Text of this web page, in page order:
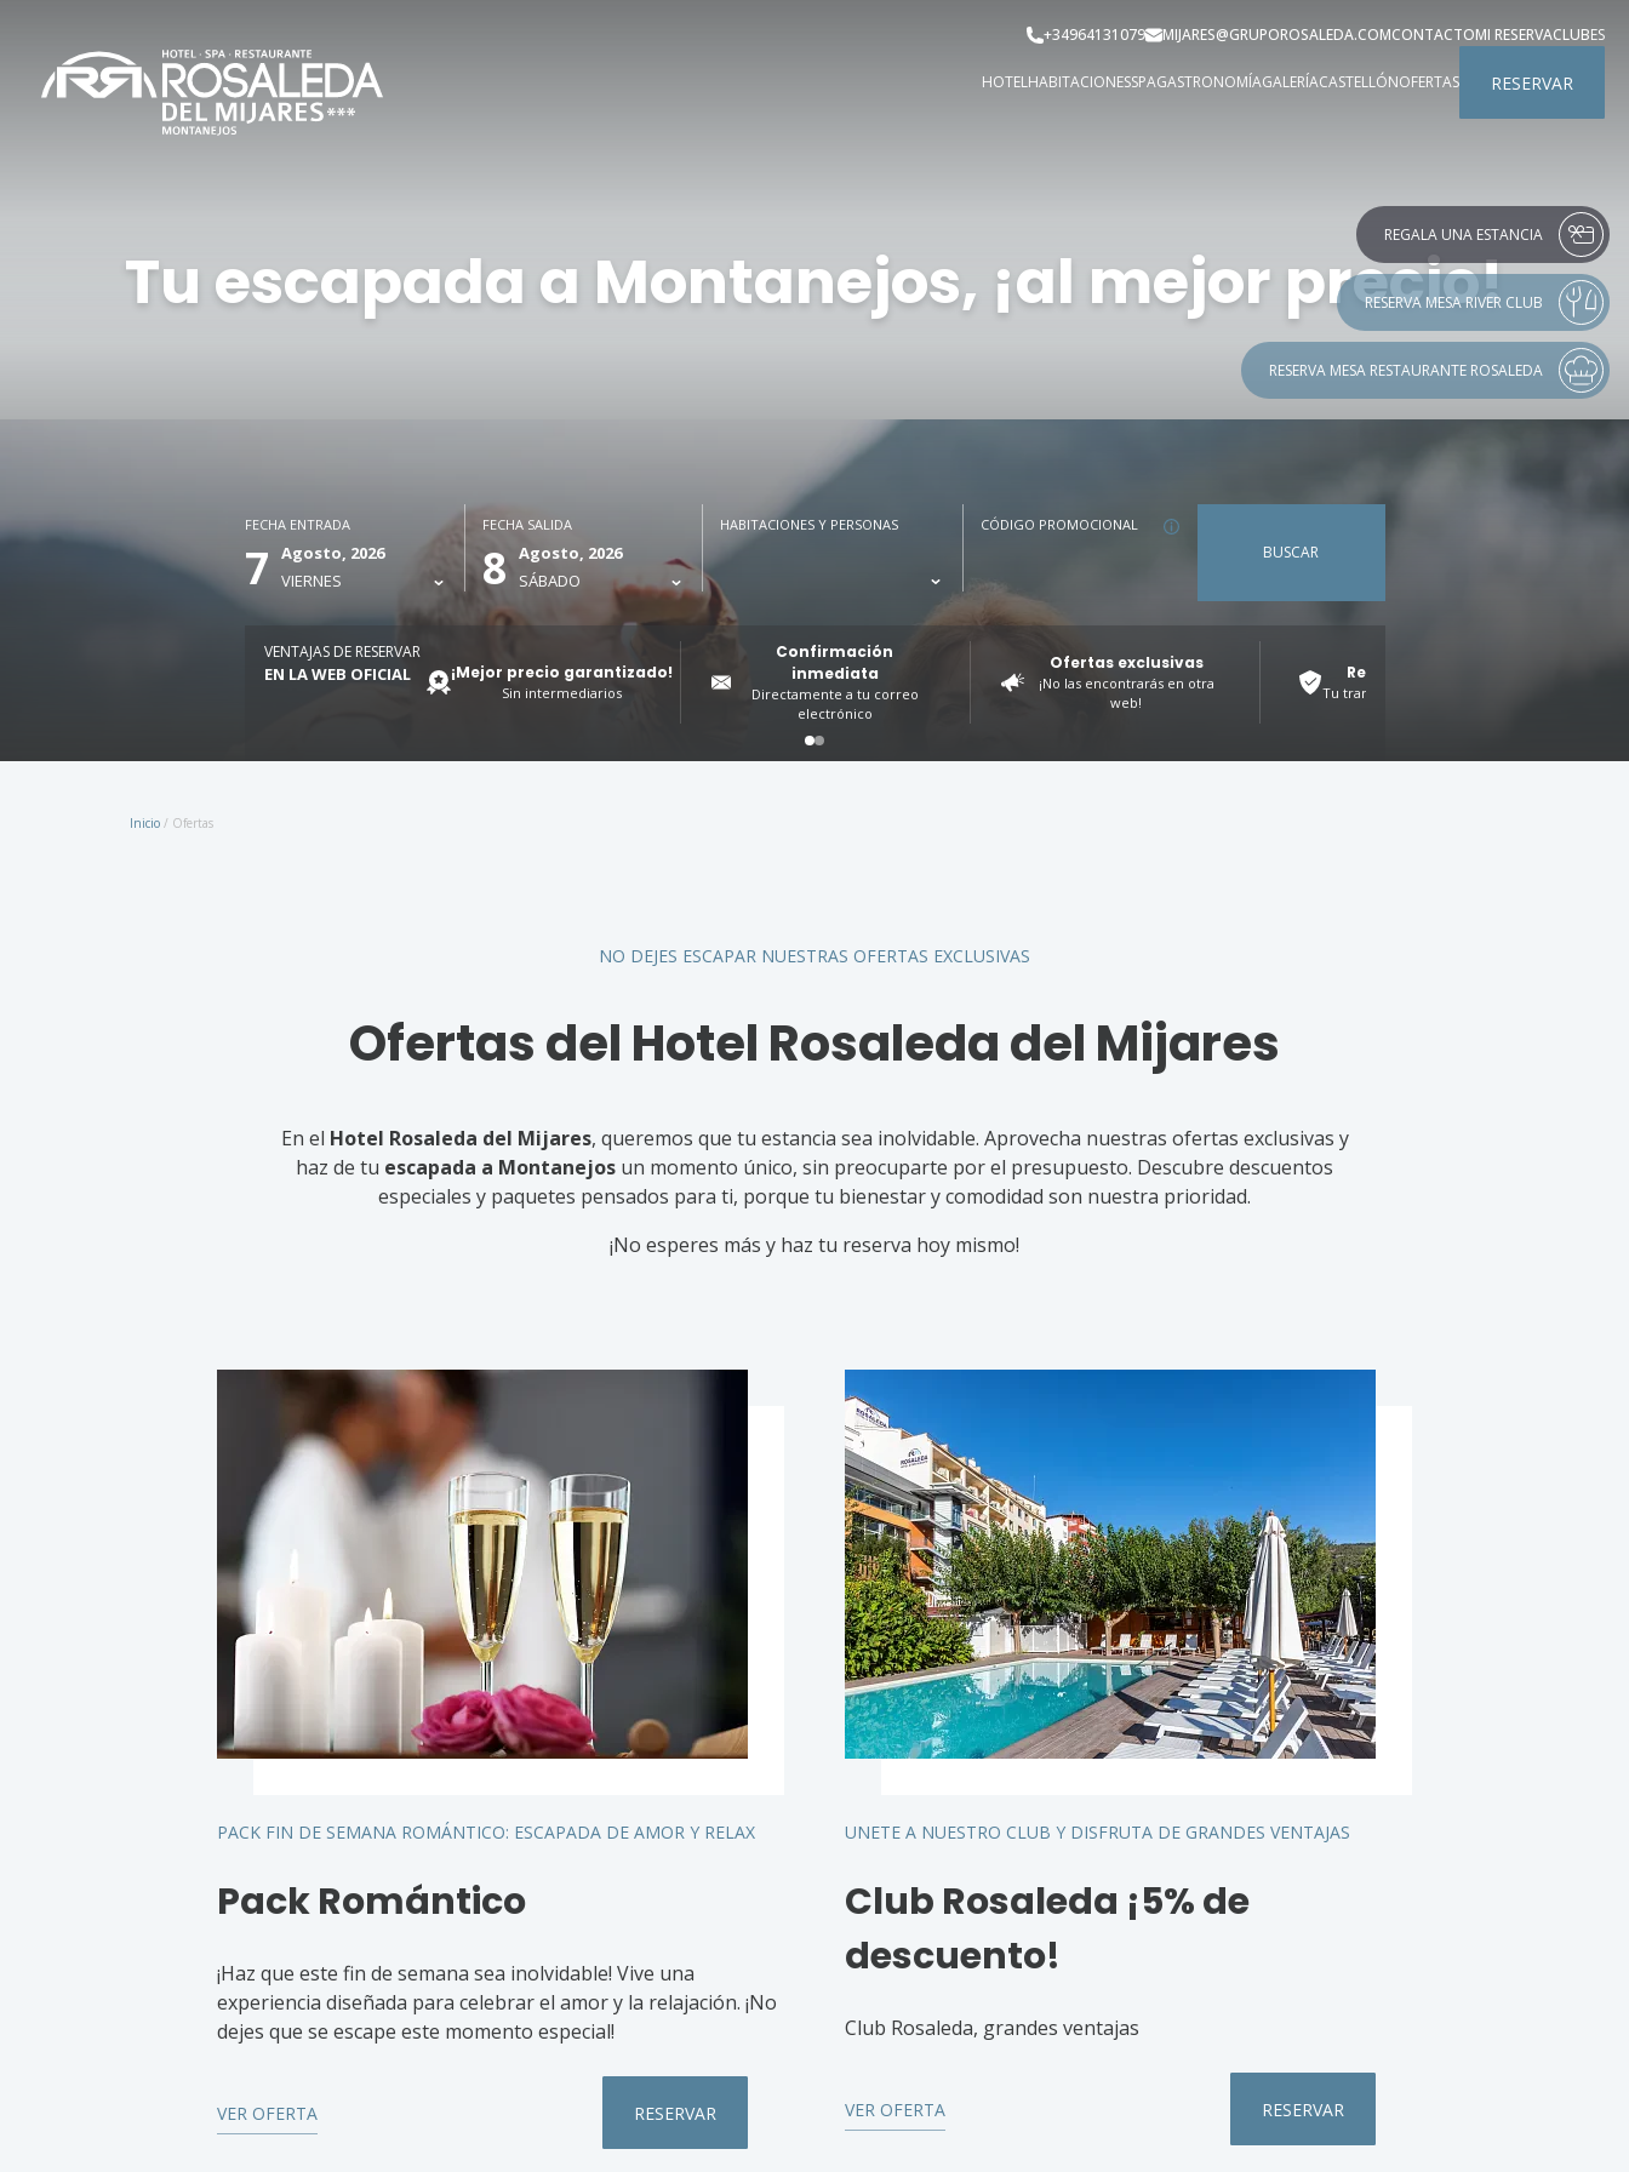
+34964131079 MIJARES@GRUPOROSALEDA.COMCONTACTOMI RESERVACLUBES
HOTELHABITACIONESSPAGASTRONOMÍAGALERÍACASTELLÓNOFERTAS RESERVAR
Tu escapada a Montanejos, ¡al mejor precio!
FECHA ENTRADA
7
Agosto, 2026
VIERNES
FECHA SALIDA
8
Agosto, 2026
SÁBADO
HABITACIONES Y PERSONAS CÓDIGO PROMOCIONAL
BUSCAR
VENTAJAS DE RESERVAR
EN LA WEB OFICIAL ¡Mejor precio garantizado!
Sin intermediarios
Confirmación
inmediata
Directamente a tu correo
electrónico
Ofertas exclusivas
¡No las encontrarás en otra
web!
Reserva 100% segura
Tu tranquilidad, nuestra prioridad
Inicio / Ofertas
NO DEJES ESCAPAR NUESTRAS OFERTAS EXCLUSIVAS
Ofertas del Hotel Rosaleda del Mijares
En el Hotel Rosaleda del Mijares, queremos que tu estancia sea inolvidable. Aprovecha nuestras ofertas exclusivas y
haz de tu escapada a Montanejos un momento único, sin preocuparte por el presupuesto. Descubre descuentos
especiales y paquetes pensados para ti, porque tu bienestar y comodidad son nuestra prioridad.
¡No esperes más y haz tu reserva hoy mismo!
PACK FIN DE SEMANA ROMÁNTICO: ESCAPADA DE AMOR Y RELAX
Pack Romántico
¡Haz que este fin de semana sea inolvidable! Vive una
experiencia diseñada para celebrar el amor y la relajación. ¡No
dejes que se escape este momento especial!
VER OFERTA RESERVAR
UNETE A NUESTRO CLUB Y DISFRUTA DE GRANDES VENTAJAS
Club Rosaleda ¡5% de
descuento!
Club Rosaleda, grandes ventajas
VER OFERTA RESERVAR
REGALA UNA ESTANCIA
RESERVA MESA RIVER CLUB
RESERVA MESA RESTAURANTE ROSALEDA